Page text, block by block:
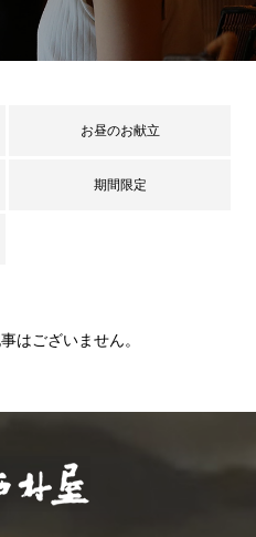
お昼のお献立
期間限定
はございません。